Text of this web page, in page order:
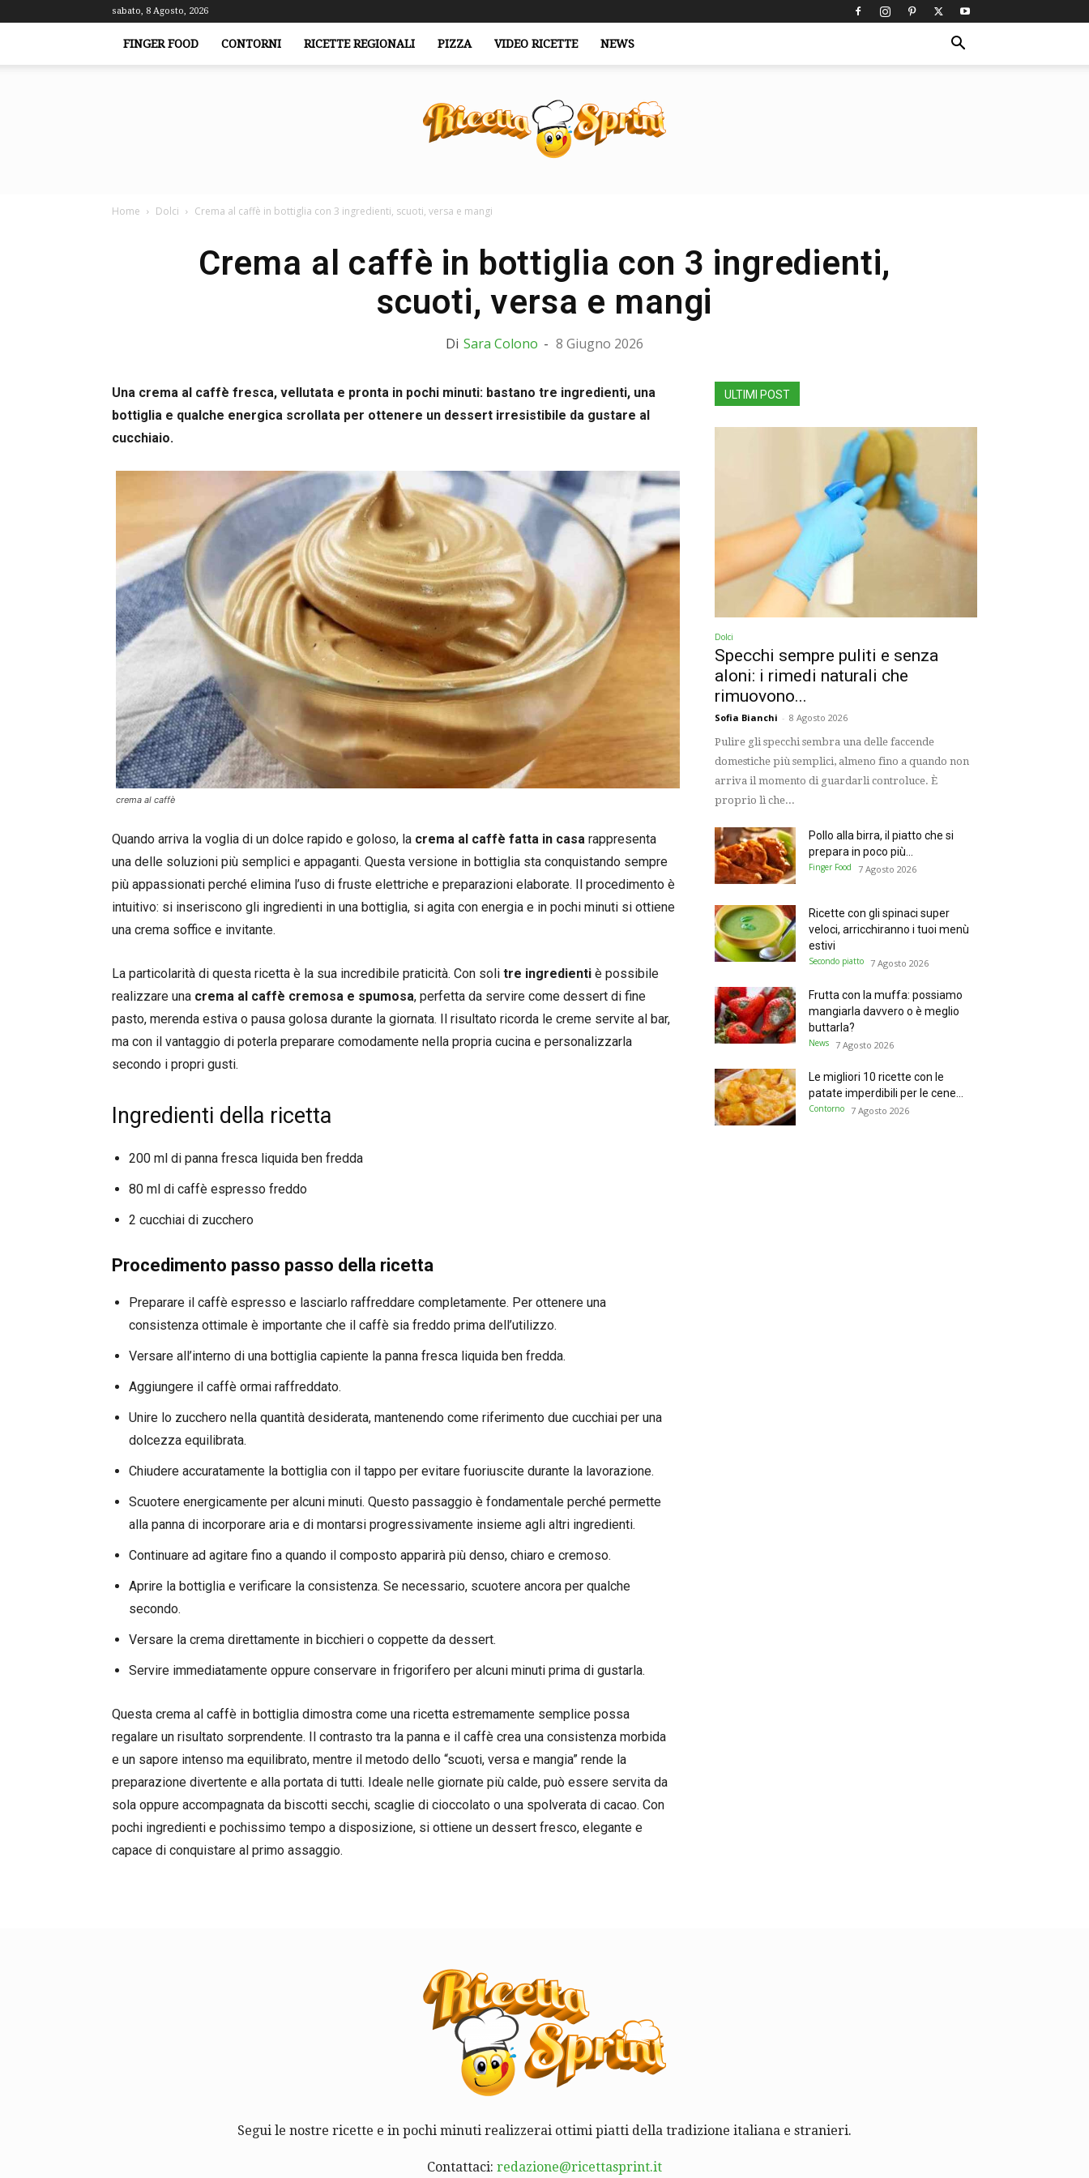
sabato, 8 Agosto, 2026
FINGER FOOD CONTORNI RICETTE REGIONALI PIZZA VIDEO RICETTE NEWS
Home Dolci Crema al caffè in bottiglia con 3 ingredienti, scuoti, versa e mangi
Crema al caffè in bottiglia con 3 ingredienti,
scuoti, versa e mangi
Di Sara Colono - 8 Giugno 2026
Una crema al caffè fresca, vellutata e pronta in pochi minuti: bastano tre ingredienti, una
bottiglia e qualche energica scrollata per ottenere un dessert irresistibile da gustare al
cucchiaio.
crema al caffè
Quando arriva la voglia di un dolce rapido e goloso, la crema al caffè fatta in casa rappresenta
una delle soluzioni più semplici e appaganti. Questa versione in bottiglia sta conquistando sempre
più appassionati perché elimina l’uso di fruste elettriche e preparazioni elaborate. Il procedimento è
intuitivo: si inseriscono gli ingredienti in una bottiglia, si agita con energia e in pochi minuti si ottiene
una crema soffice e invitante.
La particolarità di questa ricetta è la sua incredibile praticità. Con soli tre ingredienti è possibile
realizzare una crema al caffè cremosa e spumosa, perfetta da servire come dessert di fine
pasto, merenda estiva o pausa golosa durante la giornata. Il risultato ricorda le creme servite al bar,
ma con il vantaggio di poterla preparare comodamente nella propria cucina e personalizzarla
secondo i propri gusti.
Ingredienti della ricetta
200 ml di panna fresca liquida ben fredda
80 ml di caffè espresso freddo
2 cucchiai di zucchero
Procedimento passo passo della ricetta
Preparare il caffè espresso e lasciarlo raffreddare completamente. Per ottenere una
consistenza ottimale è importante che il caffè sia freddo prima dell’utilizzo.
Versare all’interno di una bottiglia capiente la panna fresca liquida ben fredda.
Aggiungere il caffè ormai raffreddato.
Unire lo zucchero nella quantità desiderata, mantenendo come riferimento due cucchiai per una
dolcezza equilibrata.
Chiudere accuratamente la bottiglia con il tappo per evitare fuoriuscite durante la lavorazione.
Scuotere energicamente per alcuni minuti. Questo passaggio è fondamentale perché permette
alla panna di incorporare aria e di montarsi progressivamente insieme agli altri ingredienti.
Continuare ad agitare fino a quando il composto apparirà più denso, chiaro e cremoso.
Aprire la bottiglia e verificare la consistenza. Se necessario, scuotere ancora per qualche
secondo.
Versare la crema direttamente in bicchieri o coppette da dessert.
Servire immediatamente oppure conservare in frigorifero per alcuni minuti prima di gustarla.
Questa crema al caffè in bottiglia dimostra come una ricetta estremamente semplice possa
regalare un risultato sorprendente. Il contrasto tra la panna e il caffè crea una consistenza morbida
e un sapore intenso ma equilibrato, mentre il metodo dello “scuoti, versa e mangia” rende la
preparazione divertente e alla portata di tutti. Ideale nelle giornate più calde, può essere servita da
sola oppure accompagnata da biscotti secchi, scaglie di cioccolato o una spolverata di cacao. Con
pochi ingredienti e pochissimo tempo a disposizione, si ottiene un dessert fresco, elegante e
capace di conquistare al primo assaggio.
ULTIMI POST
Dolci
Specchi sempre puliti e senza
aloni: i rimedi naturali che
rimuovono...
Sofia Bianchi - 8 Agosto 2026
Pulire gli specchi sembra una delle faccende
domestiche più semplici, almeno fino a quando non
arriva il momento di guardarli controluce. È
proprio lì che...
Pollo alla birra, il piatto che si
prepara in poco più...
Finger Food 7 Agosto 2026
Ricette con gli spinaci super
veloci, arricchiranno i tuoi menù
estivi
Secondo piatto 7 Agosto 2026
Frutta con la muffa: possiamo
mangiarla davvero o è meglio
buttarla?
News 7 Agosto 2026
Le migliori 10 ricette con le
patate imperdibili per le cene...
Contorno 7 Agosto 2026
Segui le nostre ricette e in pochi minuti realizzerai ottimi piatti della tradizione italiana e stranieri.
Contattaci: redazione@ricettasprint.it